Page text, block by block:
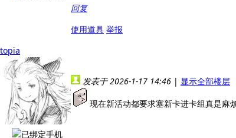
回复
使用道具 举报
topia
发表于 2026-1-17 14:46 | 显示全部楼层
现在新活动都要求塞新卡进卡组真是麻